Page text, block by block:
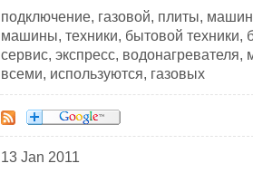
подключение, газовой, плиты,
машины, техники, бытовой техники,
сервис, экспресс, водонагревателя,
всеми, используются, газовых
13 Jan 2011